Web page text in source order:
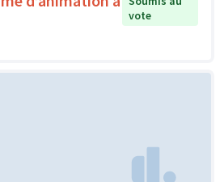
vote